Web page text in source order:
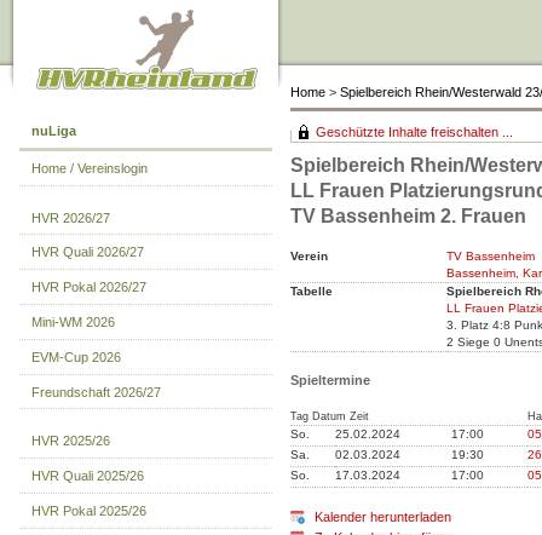
Home > Spielbereich Rhein/Westerwald
nuLiga
Home / Vereinslogin
HVR 2026/27
HVR Quali 2026/27
HVR Pokal 2026/27
Mini-WM 2026
EVM-Cup 2026
Freundschaft 2026/27
HVR 2025/26
HVR Quali 2025/26
HVR Pokal 2025/26
Geschützte Inhalte freischalten ...
Spielbereich Rhein/
LL Frauen
TV Bassenheim 2. Frauen
Verein
TV Bassenheim
Bassenheim,
Tabelle
Spielbereich
LL Frauen
3. Platz 4:8
2 Siege 0
Spieltermine
Tag Datum Zeit
So. 25.02.2024 17:00
Sa.
02.03.2024 19:30
So.
17.03.2024 17:00
Kalender herunterladen